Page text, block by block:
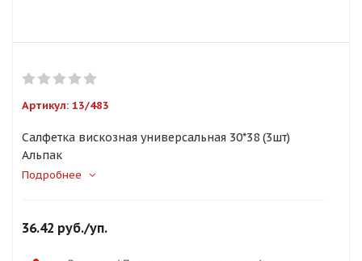
Артикул: 13/483
Салфетка вискозная универсальная 30*38 (3шт)
Альпак
Подробнее
36.42 руб./уп.